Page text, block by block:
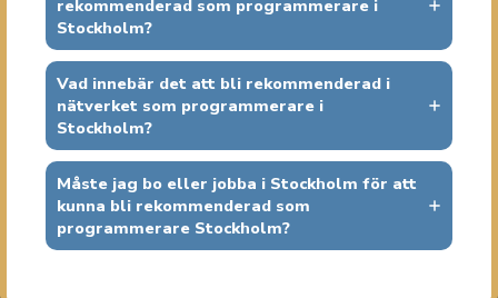
rekommenderad som programmerare i
Stockholm?
Vad innebär det att bli rekommenderad i
nätverket som programmerare i
Stockholm?
Måste jag bo eller jobba i Stockholm för att
kunna bli rekommenderad som
programmerare Stockholm?